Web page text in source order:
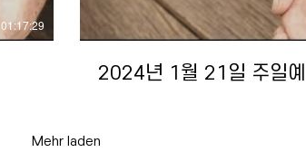
01:17:29
2024년 1월 21일 주일예
Mehr laden